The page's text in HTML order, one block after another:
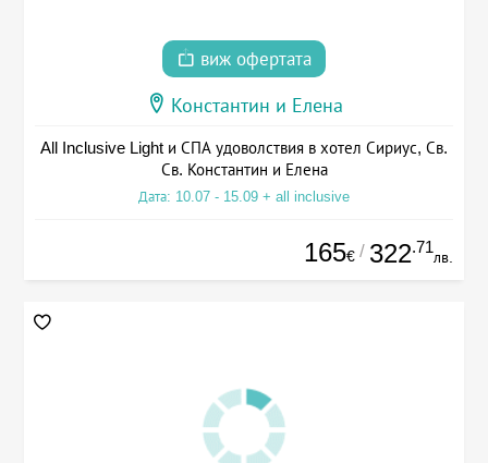
виж офертата
Константин и Елена
All Inclusive Light и СПА удоволствия в хотел Сириус, Св.
Св. Константин и Елена
Дата: 10.07 - 15.09 + all inclusive
165€ / 322.71
лв.